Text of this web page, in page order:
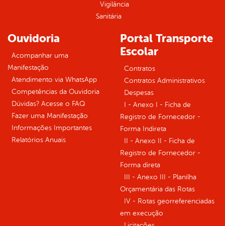
Vigilância
Sanitária
Ouvidoria
Acompanhar uma
Manifestação
Atendimento via WhatsApp
Competências da Ouvidoria
Dúvidas? Acesse o FAQ
Fazer uma Manifestação
Informações Importantes
Relatórios Anuais
Portal Transporte
Escolar
Contratos
Contratos Administrativos
Despesas
I - Anexo I - Ficha de
Registro de Fornecedor -
Forma Indireta
II - Anexo II - Ficha de
Registro de Fornecedor -
Forma direta
III - Anexo III - Planilha
Orçamentária das Rotas
IV - Rotas georreferenciadas
em execução